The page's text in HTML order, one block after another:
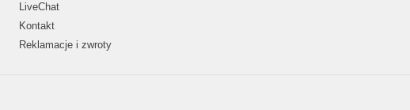
LiveChat
Kontakt
Reklamacje i zwroty